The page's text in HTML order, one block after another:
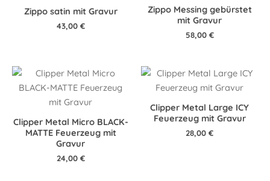
Zippo satin mit Gravur
43,00 €
Zippo Messing gebürstet
mit Gravur
58,00 €
Clipper Metal Micro BLACK-
MATTE Feuerzeug mit
Gravur
24,00 €
Clipper Metal Large ICY
Feuerzeug mit Gravur
28,00 €